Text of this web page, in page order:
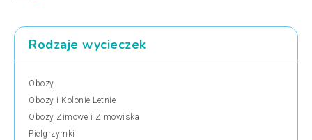
Rodzaje wycieczek
Obozy
Obozy i Kolonie Letnie
Obozy Zimowe i Zimowiska
Pielgrzymki